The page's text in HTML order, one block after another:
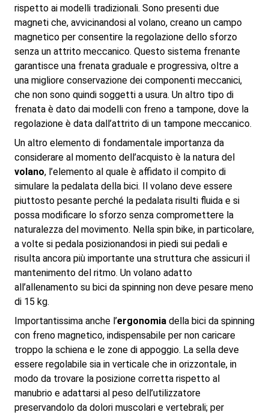
rispetto ai modelli tradizionali. Sono presenti due
magneti che, avvicinandosi al volano, creano un campo
magnetico per consentire la regolazione dello sforzo
senza un attrito meccanico. Questo sistema frenante
garantisce una frenata graduale e progressiva, oltre a
una migliore conservazione dei componenti meccanici,
che non sono quindi soggetti a usura. Un altro tipo di
frenata è dato dai modelli con freno a tampone, dove la
regolazione è data dall’attrito di un tampone meccanico.
Un altro elemento di fondamentale importanza da
considerare al momento dell’acquisto è la natura del
volano, l’elemento al quale è affidato il compito di
simulare la pedalata della bici. Il volano deve essere
piuttosto pesante perché la pedalata risulti fluida e si
possa modificare lo sforzo senza compromettere la
naturalezza del movimento. Nella spin bike, in particolare,
a volte si pedala posizionandosi in piedi sui pedali e
risulta ancora più importante una struttura che assicuri il
mantenimento del ritmo. Un volano adatto
all’allenamento su bici da spinning non deve pesare meno
di 15 kg.
Importantissima anche l’ergonomia della bici da spinning
con freno magnetico, indispensabile per non caricare
troppo la schiena e le zone di appoggio. La sella deve
essere regolabile sia in verticale che in orizzontale, in
modo da trovare la posizione corretta rispetto al
manubrio e adattarsi al peso dell’utilizzatore
preservandolo da dolori muscolari e vertebrali; per